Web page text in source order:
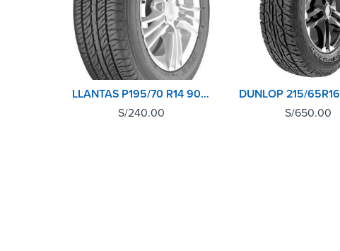
LLANTAS P195/70 R14 90T HTR T4 M+S SUMITOMO
S/240.00
S/650.00